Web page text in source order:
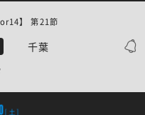
千葉
】 第21節
[土]